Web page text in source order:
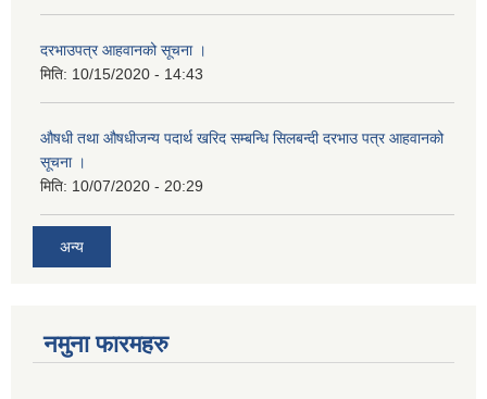
दरभाउपत्र आहवानको सूचना ।
मिति: 10/15/2020 - 14:43
औषधी तथा औषधीजन्य पदार्थ खरिद सम्बन्धि सिलबन्दी दरभाउ पत्र आहवानको
सूचना ।
मिति: 10/07/2020 - 20:29
अन्य
नमुना फारमहरु